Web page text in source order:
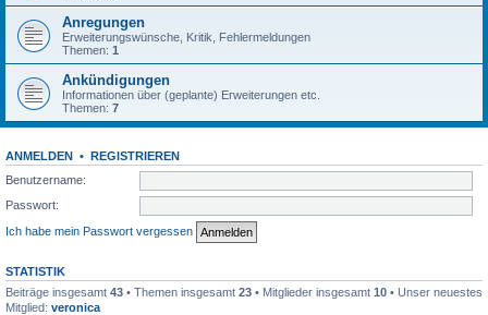
Anregungen
Erweiterungswünsche, Kritik, Fehlermeldungen
Themen: 1
Ankündigungen
Informationen über (geplante) Erweiterungen etc.
Themen: 7
ANMELDEN • REGISTRIEREN
Benutzername:
Passwort:
Ich habe mein Passwort vergessen
STATISTIK
Beiträge insgesamt 43 • Themen insgesamt 23 • Mitglieder insgesamt 10 • Unser neuestes
Mitglied: veronica